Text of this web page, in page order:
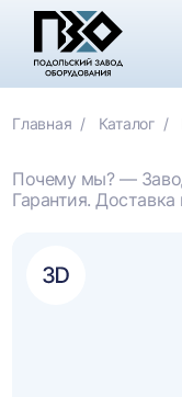
Главная Каталог
Почему мы? —
Гарантия.